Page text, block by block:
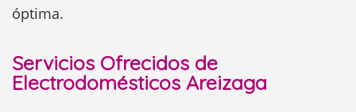
óptima.
Servicios Ofrecidos de
Electrodomésticos Areizaga